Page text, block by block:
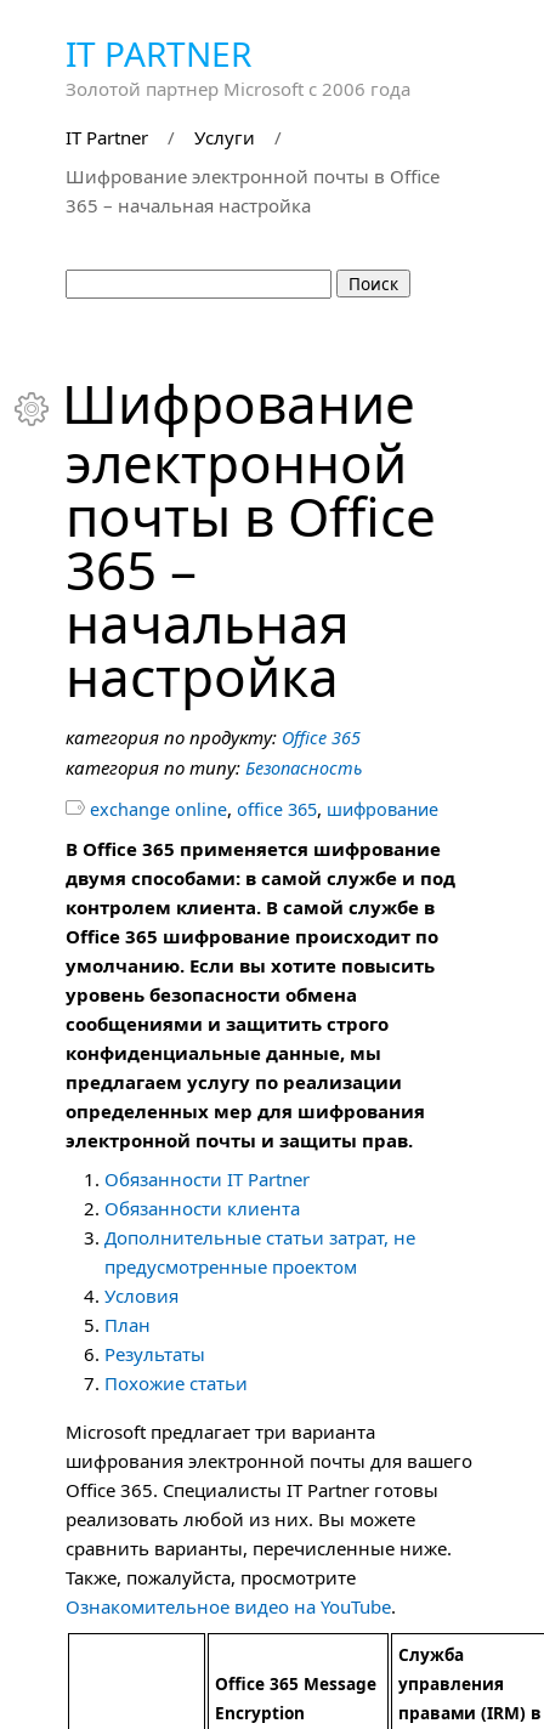
IT PARTNER
Золотой партнер Microsoft с 2006 года
IT Partner
/ Услуги
/
Шифрование электронной почты в Office
365 – начальная настройка
 Шифрование
электронной
почты в Office
365 –
начальная
настройка
категория по продукту: Office 365
категория по типу: Безопасность
 exchange online, office 365, шифрование
В Office 365 применяется шифрование
двумя способами: в самой службе и под
контролем клиента. В самой службе в
Office 365 шифрование происходит по
умолчанию. Если вы хотите повысить
уровень безопасности обмена
сообщениями и защитить строго
конфиденциальные данные, мы
предлагаем услугу по реализации
определенных мер для шифрования
электронной почты и защиты прав.
Обязанности IT Partner
Обязанности клиента
Дополнительные статьи затрат, не
предусмотренные проектом
Условия
План
Результаты
Похожие статьи
Microsoft предлагает три варианта
шифрования электронной почты для вашего
Office 365. Специалисты IT Partner готовы
реализовать любой из них. Вы можете
сравнить варианты, перечисленные ниже.
Также, пожалуйста, просмотрите
Ознакомительное видео на YouTube.
Office 365 Message
Encryption
Служба
управления
правами (IRM) в